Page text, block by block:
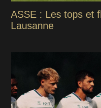
ASSE : Les tops et
Lausanne